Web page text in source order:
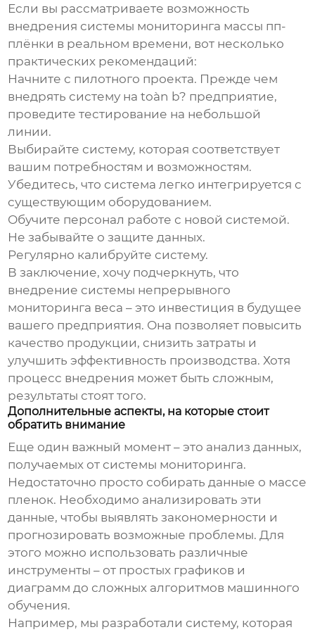
Если вы рассматриваете возможность
внедрения системы мониторинга массы пп-
плёнки в реальном времени, вот несколько
практических рекомендаций:
Начните с пилотного проекта. Прежде чем
внедрять систему на toàn b? предприятие,
проведите тестирование на небольшой
линии.
Выбирайте систему, которая соответствует
вашим потребностям и возможностям.
Убедитесь, что система легко интегрируется с
существующим оборудованием.
Обучите персонал работе с новой системой.
Не забывайте о защите данных.
Регулярно калибруйте систему.
В заключение, хочу подчеркнуть, что
внедрение системы непрерывного
мониторинга веса – это инвестиция в будущее
вашего предприятия. Она позволяет повысить
качество продукции, снизить затраты и
улучшить эффективность производства. Хотя
процесс внедрения может быть сложным,
результаты стоят того.
Дополнительные аспекты, на которые стоит
обратить внимание
Еще один важный момент – это анализ данных,
получаемых от системы мониторинга.
Недостаточно просто собирать данные о массе
пленок. Необходимо анализировать эти
данные, чтобы выявлять закономерности и
прогнозировать возможные проблемы. Для
этого можно использовать различные
инструменты – от простых графиков и
диаграмм до сложных алгоритмов машинного
обучения.
Например, мы разработали систему, которая